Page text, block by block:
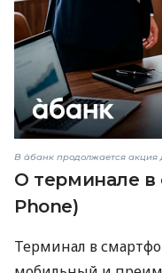
В àбанк продолжается
О терминале в
Phone)
Терминал в